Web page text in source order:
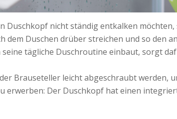
Duschkopf nicht ständig entkalken
dem Duschen drüber streichen und so den
tägliche Duschroutine einbaut, sorgt
Brauseteller leicht abgeschraubt
erwerben: Der Duschkopf hat einen